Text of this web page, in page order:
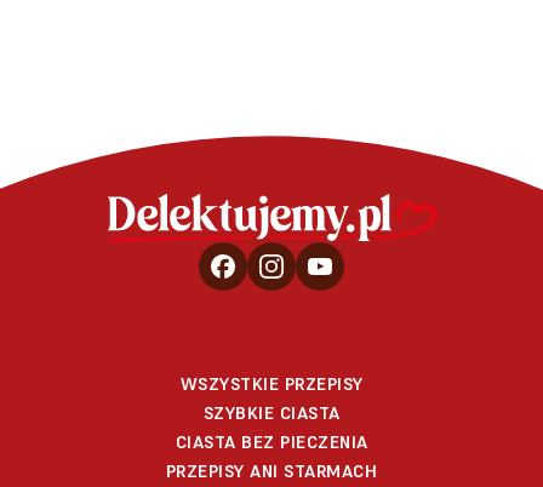
WSZYSTKIE PRZEPISY
SZYBKIE CIASTA
CIASTA BEZ PIECZENIA
PRZEPISY ANI STARMACH